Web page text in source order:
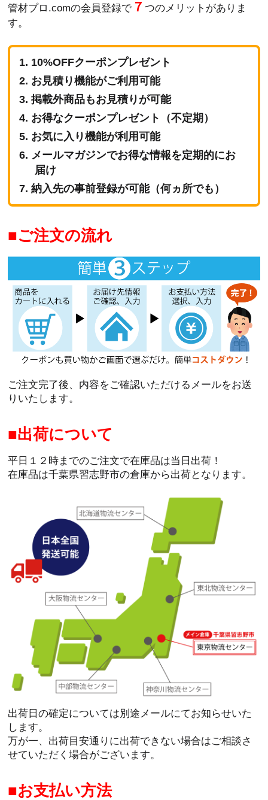
管材プロ.comの会員登録で ７つのメリットがありま
す。
10%OFFクーポンプレゼント
お見積り機能がご利用可能
掲載外商品もお見積りが可能
お得なクーポンプレゼント（不定期）
お気に入り機能が利用可能
メールマガジンでお得な情報を定期的にお
届け
納入先の事前登録が可能（何ヵ所でも）
ご注文の流れ
ご注文完了後、内容をご確認いただけるメールをお送
りいたします。
出荷について
平日１２時までのご注文で在庫品は当日出荷！
在庫品は千葉県習志野市の倉庫から出荷となります。
出荷日の確定については別途メールにてお知らせいた
します。
万が一、出荷目安通りに出荷できない場合はご相談さ
せていただく場合がございます。
お支払い方法